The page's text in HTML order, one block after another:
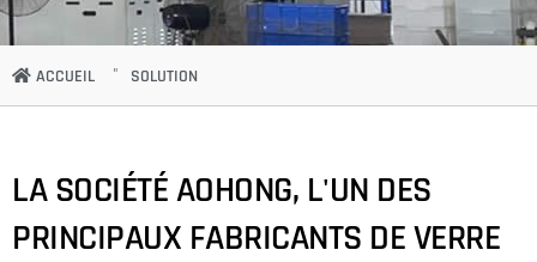
ACCUEIL SOLUTION
LA SOCIÉTÉ AOHONG, L'UN DES
PRINCIPAUX FABRICANTS DE VERRE